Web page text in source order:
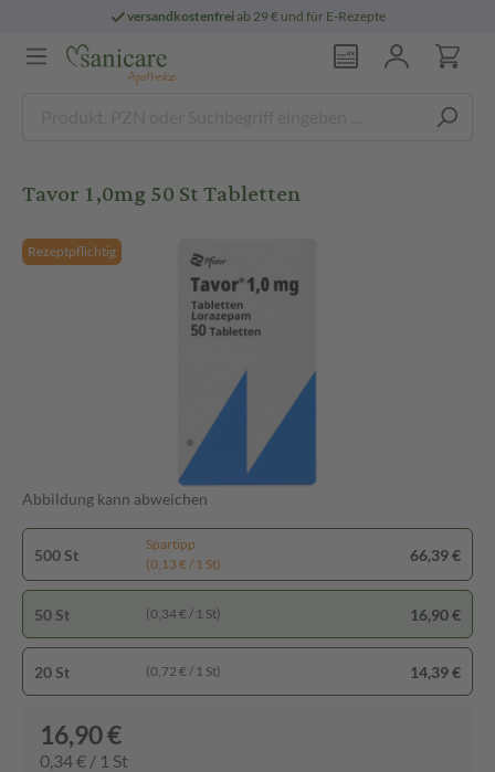
versandkostenfreiab 29 € und für E-Rezepte
Tavor 1,0mg 50 St Tabletten
Rezeptpflichtig
Abbildung kann abweichen
500 St
Spartipp
(0,13 € / 1 St)
66,39 €
50 St (0,34 € / 1 St) 16,90 €
20 St (0,72 € / 1 St) 14,39 €
16,90 €
0,34 € / 1 St